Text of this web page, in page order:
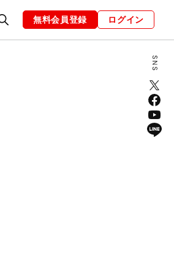
編集部 お知らせ
無料会員登録 ログイン